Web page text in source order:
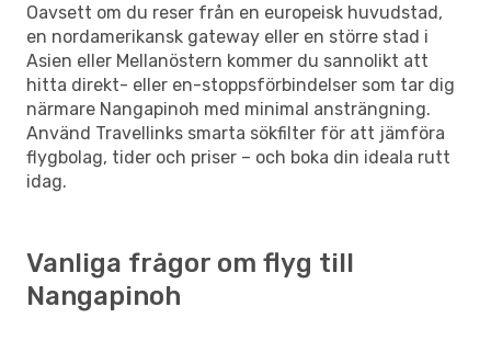
Oavsett om du reser från en europeisk huvudstad,
en nordamerikansk gateway eller en större stad i
Asien eller Mellanöstern kommer du sannolikt att
hitta direkt- eller en-stoppsförbindelser som tar dig
närmare Nangapinoh med minimal ansträngning.
Använd Travellinks smarta sökfilter för att jämföra
flygbolag, tider och priser – och boka din ideala rutt
idag.
Vanliga frågor om flyg till
Nangapinoh